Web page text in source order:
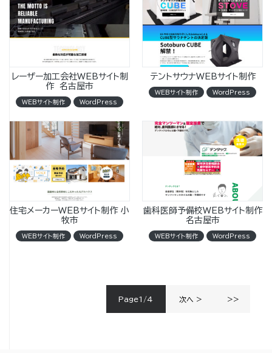
レーザー加工会社WEBサイト制
作 名古屋市
WEBサイト制作 WordPress
テントサウナWEBサイト制作
WEBサイト制作 WordPress
住宅メーカーWEBサイト制作 小
牧市
WEBサイト制作 WordPress
歯科医師予備校WEBサイト制作
名古屋市
WEBサイト制作 WordPress
Page1/4 次へ > >>